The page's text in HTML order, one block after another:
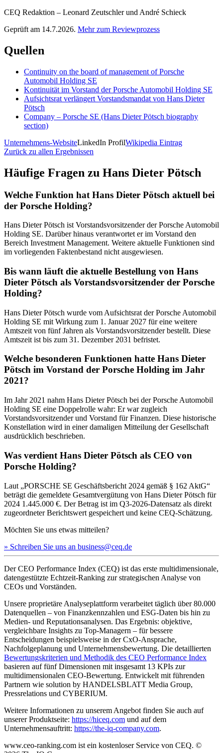
CEQ Redaktion – Leonard Zeutschler und André Schieck
Geprüft am 14.7.2026. Mehr zum Reviewprozess
Quellen
Continuity on the board of management of Porsche
Automobil Holding SE
Kontinuität im Vorstand der Porsche Automobil Holding SE
Aufsichtsrat verlängert Vorstandsmandat von Hans Dieter
Pötsch
Company – Porsche SE (Hans Dieter Pötsch biography
section)
Unternehmens-WebsiteLinkedIn ProfilWikipedia Eintrag
Zurück zu allen Ergebnissen
Häufige Fragen zu Hans Dieter Pötsch
Welche Funktion hat Hans Dieter Pötsch aktuell bei
der Porsche Holding?
Hans Dieter Pötsch ist Vorstandsvorsitzender der Porsche Automobil
Holding SE. Darüber hinaus verantwortet er im Vorstand den
Bereich Investment Management. Weitere aktuelle Funktionen sind
im vorliegenden Faktenbestand nicht ausgewiesen.
Bis wann läuft die aktuelle Bestellung von Hans
Dieter Pötsch als Vorstandsvorsitzender der Porsche
Holding?
Hans Dieter Pötsch wurde vom Aufsichtsrat der Porsche Automobil
Holding SE mit Wirkung zum 1. Januar 2027 für eine weitere
Amtszeit von fünf Jahren als Vorstandsvorsitzender bestellt. Diese
Amtszeit ist bis zum 31. Dezember 2031 befristet.
Welche besonderen Funktionen hatte Hans Dieter
Pötsch im Vorstand der Porsche Holding im Jahr
2021?
Im Jahr 2021 nahm Hans Dieter Pötsch bei der Porsche Automobil
Holding SE eine Doppelrolle wahr: Er war zugleich
Vorstandsvorsitzender und Vorstand für Finanzen. Diese historische
Konstellation wird in einer damaligen Mitteilung der Gesellschaft
ausdrücklich beschrieben.
Was verdient Hans Dieter Pötsch als CEO von
Porsche Holding?
Laut „PORSCHE SE Geschäftsbericht 2024 gemäß § 162 AktG“
beträgt die gemeldete Gesamtvergütung von Hans Dieter Pötsch für
2024 1.445.000 €. Der Betrag ist im Q3-2026-Datensatz als direkt
zugeordneter Berichtswert gespeichert und keine CEQ-Schätzung.
Möchten Sie uns etwas mitteilen?
» Schreiben Sie uns an business@ceq.de
Der CEO Performance Index (CEQ) ist das erste multidimensionale,
datengestützte Echtzeit-Ranking zur strategischen Analyse von
CEOs und Vorständen.
Unsere proprietäre Analyseplattform verarbeitet täglich über 80.000
Datenquellen – von Finanzkennzahlen und ESG-Daten bis hin zu
Medien- und Reputationsanalysen. Das Ergebnis: objektive,
vergleichbare Insights zu Top-Managern – für bessere
Entscheidungen beispielsweise in der CxO-Ansprache,
Nachfolgeplanung und Unternehmensbewertung. Die detaillierten
Bewertungskriterien und Methodik des CEO Performance Index
basieren auf fünf Dimensionen mit insgesamt 13 KPIs zur
multidimensionalen CEO-Bewertung. Entwickelt mit führenden
Partnern wie solution by HANDELSBLATT Media Group,
Pressrelations und CYBERIUM.
Weitere Informationen zu unserem Angebot finden Sie auch auf
unserer Produktseite: https://hiceq.com und auf dem
Unternehmensauftritt: https://the-iq-company.com.
www.ceo-ranking.com ist ein kostenloser Service von CEQ. ©